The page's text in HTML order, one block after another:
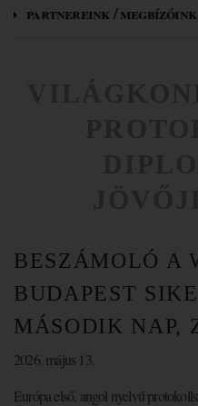
partnereink / megbízóink
BESZÁMOLÓ A
BUDAPEST
MÁSODIK NAP,
2026. május 13.
Európa első, angol nyelvű